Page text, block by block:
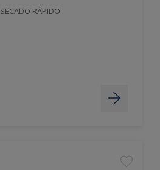
SECADO RÁPIDO